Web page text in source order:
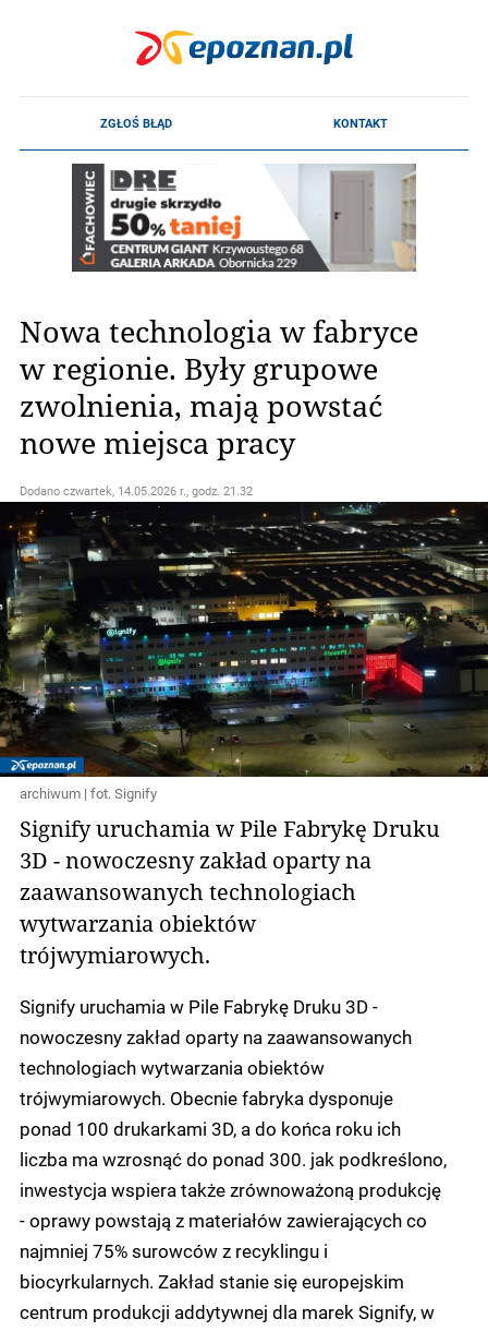
Nowa technologia w fabryce
w regionie. Były grupowe
zwolnienia, mają powstać
nowe miejsca pracy
Dodano czwartek, 14.05.2026 r., godz. 21.32
archiwum | fot. Signify
Signify uruchamia w Pile Fabrykę Druku
3D - nowoczesny zakład oparty na
zaawansowanych technologiach
wytwarzania obiektów
trójwymiarowych.
Signify uruchamia w Pile Fabrykę Druku 3D -
nowoczesny zakład oparty na zaawansowanych
technologiach wytwarzania obiektów
trójwymiarowych. Obecnie fabryka dysponuje
ponad 100 drukarkami 3D, a do końca roku ich
liczba ma wzrosnąć do ponad 300. jak podkreślono,
inwestycja wspiera także zrównoważoną produkcję
- oprawy powstają z materiałów zawierających co
najmniej 75% surowców z recyklingu i
biocyrkularnych. Zakład stanie się europejskim
centrum produkcji addytywnej dla marek Signify, w